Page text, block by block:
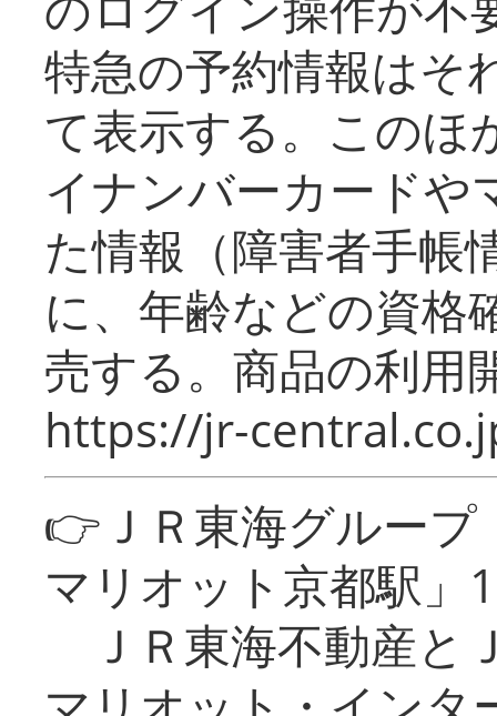
特急の予約情報はそ
て表示する。このほ
イナンバーカードや
た情報（障害者手帳
に、年齢などの資格
売する。商品の利用
https://jr-
👉ＪＲ東海グルー
マリオット京都駅」
ＪＲ東海不動産と